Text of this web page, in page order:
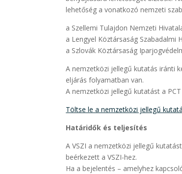
lehetőség a vonatkozó nemzeti
a Szellemi Tulajdon Nemzeti
a Lengyel Köztársaság Szabadalmi
a Szlovák Köztársaság
A nemzetközi jellegű kutatás iránti
eljárás folyamatban van.
A nemzetközi jellegű kutatást a
Töltse le a nemzetközi jellegű
Határidők és teljesítés
A VSZI a nemzetközi jellegű
beérkezett a VSZI-hez.
Ha a bejelentés – amelyhez